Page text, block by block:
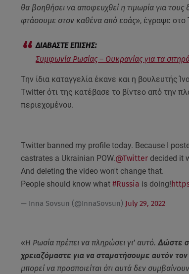
θα βοηθήσει να αποφευχθεί η τιμωρία για
φτάσουμε στον καθένα από εσάς», έγραψε στο
Συμφωνία Ρωσίας – Ουκρανίας για τα
Την ίδια καταγγελία έκανε και η βουλευτής
Twitter ότι της κατέβασε το βίντεο από την
περιεχομένου.
Twitter banned my profile today. Because I
castrates a Ukrainian POW.@Twitterdecided it
And deleting the video won't change that.
People should know what #Russia is doing!
— Inna Sovsun (@InnaSovsun) July 29, 2022
«Η Ρωσία πρέπει να πληρώσει γι’ αυτό. Δώστε
χρειαζόμαστε για να σταματήσουμε αυτόν
μπορεί να προσποιείται ότι αυτά δεν